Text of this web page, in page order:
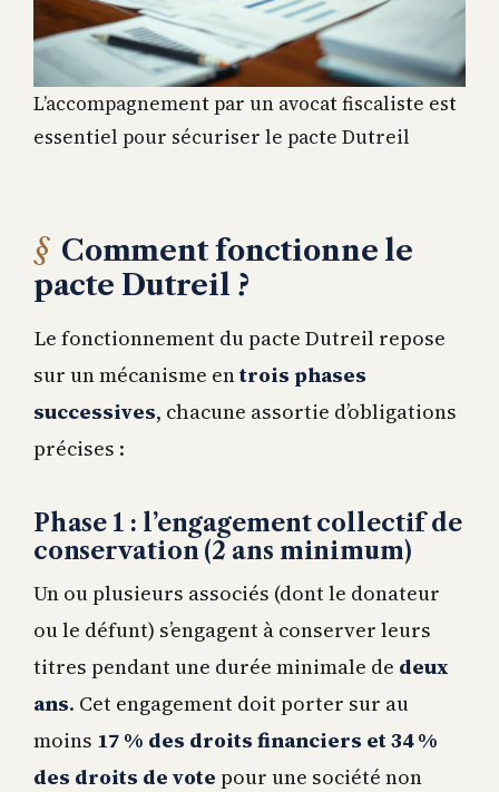
L’accompagnement par un avocat fiscaliste est
essentiel pour sécuriser le pacte Dutreil
Comment fonctionne le
pacte Dutreil ?
Le fonctionnement du pacte Dutreil repose
sur un mécanisme entrois phases
successives, chacune assortie d’obligations
précises :
Phase 1 : l’engagement collectif de
conservation (2 ans minimum)
Un ou plusieurs associés (dont le donateur
ou le défunt) s’engagent à conserver leurs
titres pendant une durée minimale de deux
ans. Cet engagement doit porter sur au
moins 17 % des droits financiers et 34 %
des droits de vote pour une société non